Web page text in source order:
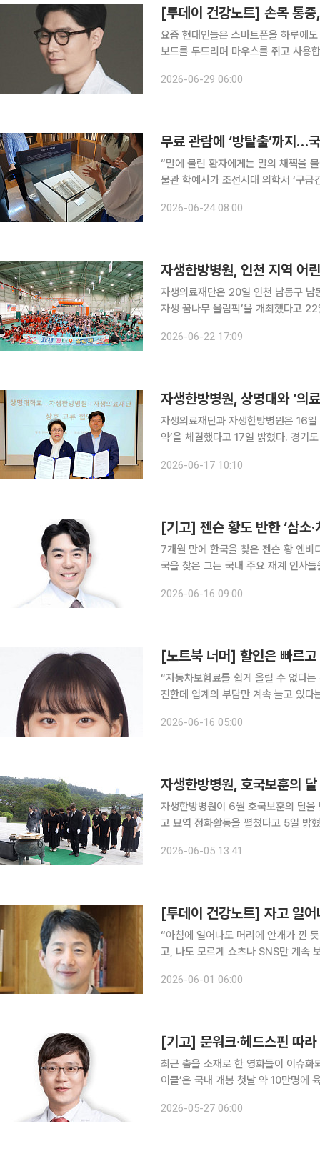
[투데이 건강노트] 손목 통
요즘 현대인들은 스마트폰을 하루에
보드를 두드리며 마우스를 쥐고 사용
순한 피로나 근육 뭉침으로 생각하지
2026-06-29 06:00
“말에 물린 환자에게는 말의 채찍을 불에 태운
물관 학예사가 조선시대 의학서 ‘구
2026-06-24 08:00
자생한방병원, 인천 지역 어
자생의료재단은 20일 인천 남동구 남
자생 꿈나무 올림픽’을 개최했다고 22일 밝혔다. 자생 꿈나무 올림픽은
전국 각 지역을 순회하며 열렸으며,
2026-06-22 17:09
자생한방병원, 상명대와 ‘의
자생의료재단과 자생한방병원은 16
약’을 체결했다고 17일 밝혔다. 경기도 성남시 자생메디바이오센터에서 열린 이번 협약식은 미래 의
생의료재단 사회공헌위원장과 김종
2026-06-17 10:10
[기고] 젠슨 황도 반한 ‘삼소
7개월 만에 한국을 찾은 젠슨 황 엔
국을 찾은 그는 국내 주요 재계 인사
회동 과정에서 보여준 일상적 모습에
2026-06-16 09:00
[노트북 너머] 할인은 빠르고
“자동차보험료를 쉽게 올릴 수 없다
진한데 업계의 부담만 계속 늘고 있다는 겁니다.” 최근 자동차보험 시장을 바
상은 달가울 리 없다. 의무보험이라는
2026-06-16 05:00
자생한방병원, 호국보훈의
자생한방병원이 6월 호국보훈의 달을
고 묘역 정화활동을 펼쳤다고 5일 밝혔다. 자생의료재단은 4일 서울 동작구 국립서울현
가자들은 현충탑에 헌화와 분향을 하
2026-06-05 13:41
[투데이 건강노트] 자고 일어
“아침에 일어나도 머리에 안개가 낀
고, 나도 모르게 쇼츠나 SNS만 계속 보게 된다.” 최근 진료실에서 정말 자주
2026-06-01 06:00
[기고] 문워크·헤드스핀 따
최근 춤을 소재로 한 영화들이 이슈화
이클’은 국내 개봉 첫날 약 10만명에
잭슨 특유의 퍼포먼스를 따라 하는 이
2026-05-27 06:00